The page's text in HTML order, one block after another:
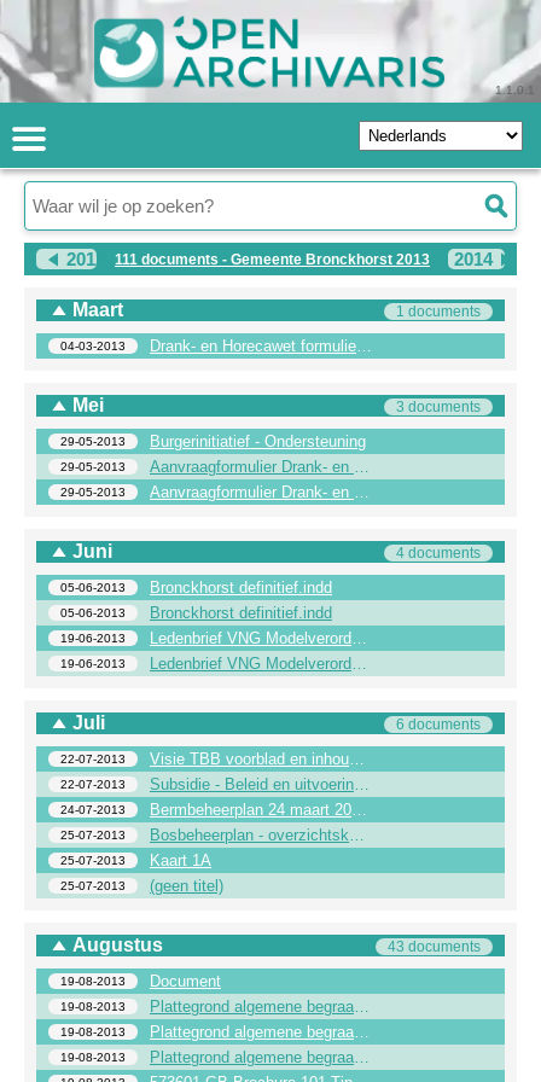
1.1.0.1
2012 111 documents - Gemeente Bronckhorst 2013 2014
Maart
04-03-2013 Drank- en Horecawet formulier melding wijziging leidinggevende
1 documents
Mei
29-05-2013 Burgerinitiatief - Ondersteuning
29-05-2013 Aanvraagformulier Drank- en Horecawet (Model B)
29-05-2013 Aanvraagformulier Drank- en Horecawet (Model A)
3 documents
Juni
05-06-2013 Bronckhorst definitief.indd
05-06-2013 Bronckhorst definitief.indd
19-06-2013 Ledenbrief VNG Modelverordening winkeltijden 2013
19-06-2013 Ledenbrief VNG Modelverordening winkeltijden 2013
4 documents
Juli
22-07-2013 Visie TBB voorblad en inhoudsopgave _2_
22-07-2013 Subsidie - Beleid en uitvoeringsregels
24-07-2013 Bermbeheerplan 24 maart 2010.doc
25-07-2013 Bosbeheerplan - overzichtskaarten.pdf
25-07-2013 Kaart 1A
25-07-2013 (geen titel)
6 documents
Augustus
19-08-2013 Document
19-08-2013 Plattegrond algemene begraafplaats Wichmond
19-08-2013 Plattegrond algemene begraafplaats Vorden
19-08-2013 Plattegrond algemene begraafplaats Steenderen
43 documents